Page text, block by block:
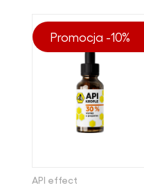
Promocja -10%
API effect